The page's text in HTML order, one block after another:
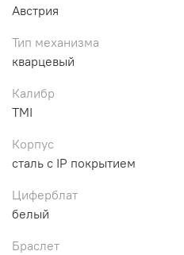
Австрия
Тип механизма
кварцевый
Калибр
TMI
Корпус
сталь с IP покрытием
Циферблат
белый
Браслет